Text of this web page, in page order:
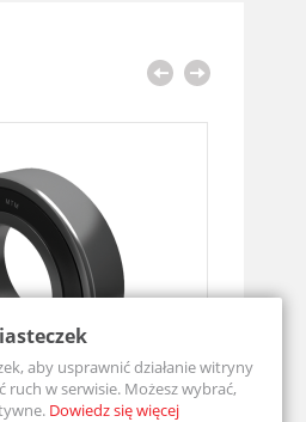
aby usprawnić działanie witryny
w serwisie. Możesz wybrać,
Dowiedz się więcej